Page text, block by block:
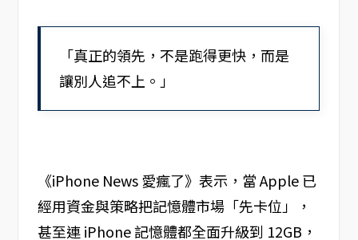
「真正的領先，不是跑得更快，而是
讓別人追不上。」
《iPhone News 愛瘋了》表示，當 Apple 已
經用資金與策略把記憶體市場「先卡位」，
甚至連 iPhone 記憶體都全面升級到 12GB，